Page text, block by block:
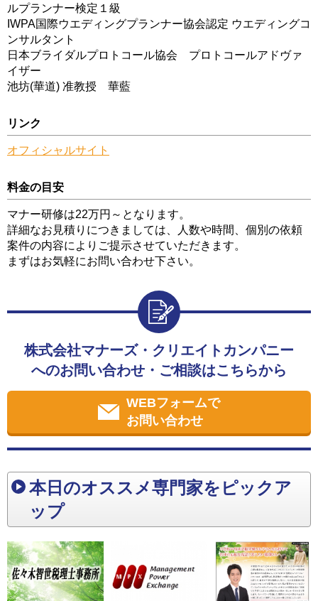
ルプランナー検定１級
IWPA国際ウエディングプランナー協会認定 ウエディングコ
ンサルタント
日本ブライダルプロトコール協会 プロトコールアドヴァ
イザー
池坊(華道) 准教授 華藍
リンク
オフィシャルサイト
料金の目安
マナー研修は22万円～となります。
詳細なお見積りにつきましては、人数や時間、個別の依頼
案件の内容によりご提示させていただきます。
まずはお気軽にお問い合わせ下さい。
株式会社マナーズ・クリエイトカンパニー
へのお問い合わせ・ご相談はこちらから
WEBフォームで
お問い合わせ
本日のオススメ専門家をピックア
ップ